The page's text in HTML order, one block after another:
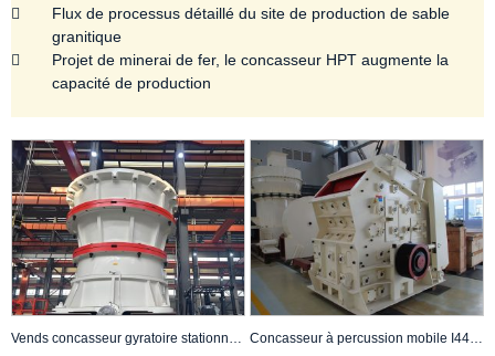
Flux de processus détaillé du site de production de sable
granitique
Projet de minerai de fer, le concasseur HPT augmente la
capacité de production